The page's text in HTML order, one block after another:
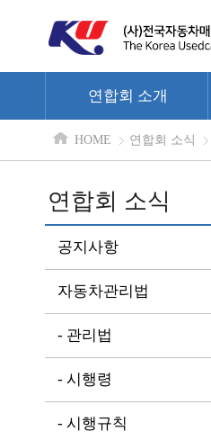
연합회 소개
HOME 연합회 소식
연합회 소식
공지사항
자동차관리법
- 관리법
- 시행령
- 시행규칙